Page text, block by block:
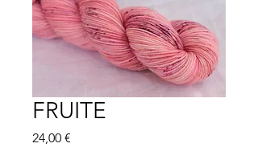
FRUITE
24,00 €